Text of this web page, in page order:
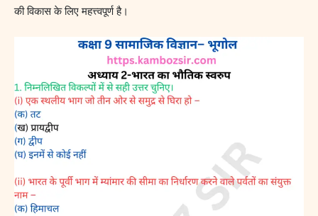
की विकास के लिए महत्त्वपूर्ण है।